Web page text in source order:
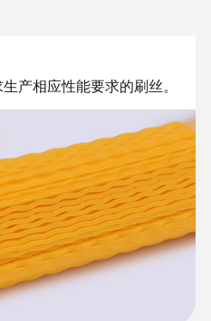
产相应性能要求的刷丝。